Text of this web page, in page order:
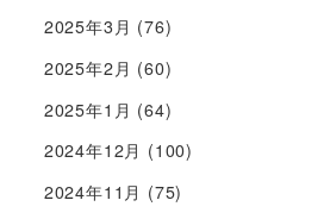
2025年3月 (76)
2025年2月 (60)
2025年1月 (64)
2024年12月 (100)
2024年11月 (75)